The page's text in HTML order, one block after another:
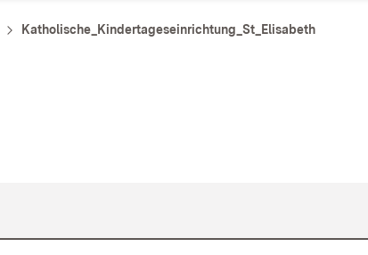
Katholische_Kindertageseinrichtung_St_Elisabeth